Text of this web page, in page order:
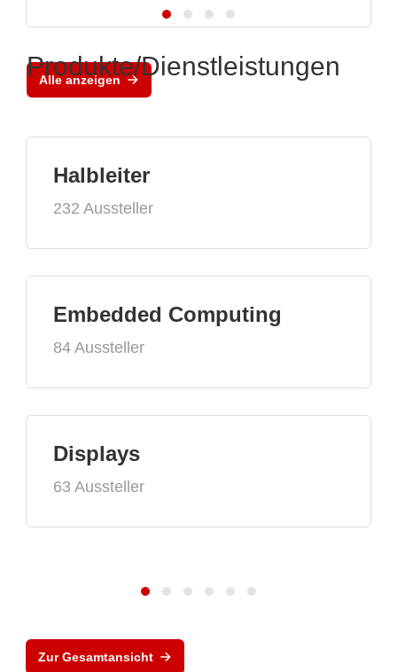
Alle anzeigen
Produkte/Dienstleistungen
Halbleiter
232 Aussteller
Embedded Computing
84 Aussteller
Displays
63 Aussteller
Zur Gesamtansicht